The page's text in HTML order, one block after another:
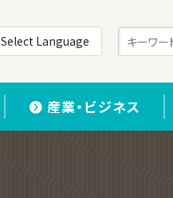
Select Language
産業・ビジネス